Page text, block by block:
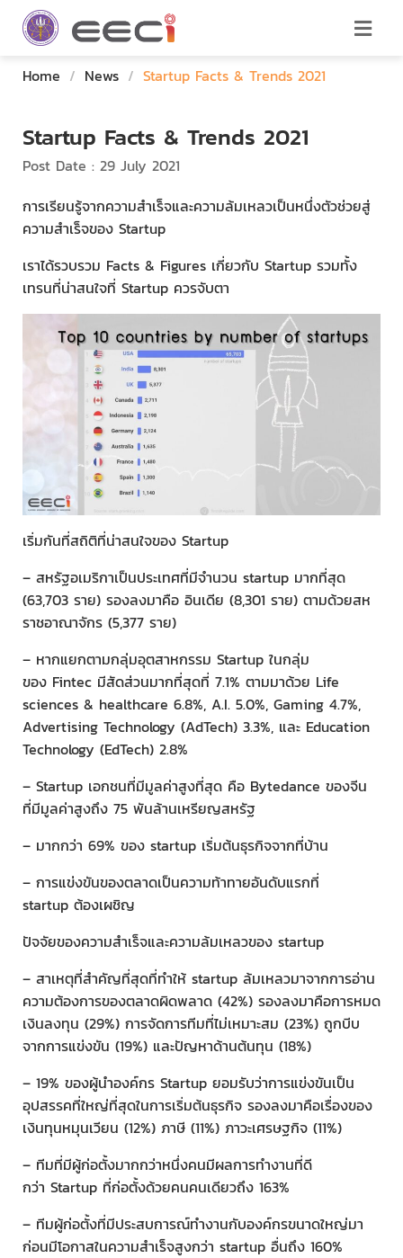
Home / News / Startup Facts & Trends 2021
Startup Facts & Trends 2021
Post Date : 29 July 2021
การเรียนรู้จากความสำเร็จและความล้มเหลวเป็นหนึ่งตัวช่วยสู่
ความสำเร็จของ Startup
เราได้รวบรวม Facts & Figures เกี่ยวกับ Startup รวมทั้ง
เทรนที่น่าสนใจที่ Startup ควรจับตา
เริ่มกันที่สถิติที่น่าสนใจของ Startup
– สหรัฐอเมริกาเป็นประเทศที่มีจำนวน startup มากที่สุด
(63,703 ราย) รองลงมาคือ อินเดีย (8,301 ราย) ตามด้วยสห
ราชอาณาจักร (5,377 ราย)
– หากแยกตามกลุ่มอุตสาหกรรม Startup ในกลุ่ม
ของ Fintec มีสัดส่วนมากที่สุดที่ 7.1% ตามมาด้วย Life
sciences & healthcare 6.8%, A.I. 5.0%, Gaming 4.7%,
Advertising Technology (AdTech) 3.3%, และ Education
Technology (EdTech) 2.8%
– Startup เอกชนที่มีมูลค่าสูงที่สุด คือ Bytedance ของจีน
ที่มีมูลค่าสูงถึง 75 พันล้านเหรียญสหรัฐ
– มากกว่า 69% ของ startup เริ่มต้นธุรกิจจากที่บ้าน
– การแข่งขันของตลาดเป็นความท้าทายอันดับแรกที่
startup ต้องเผชิญ
ปัจจัยของความสำเร็จและความล้มเหลวของ startup
– สาเหตุที่สำคัญที่สุดที่ทำให้ startup ล้มเหลวมาจากการอ่าน
ความต้องการของตลาดผิดพลาด (42%) รองลงมาคือการหมด
เงินลงทุน (29%) การจัดการทีมที่ไม่เหมาะสม (23%) ถูกบีบ
จากการแข่งขัน (19%) และปัญหาด้านต้นทุน (18%)
– 19% ของผู้นำองค์กร Startup ยอมรับว่าการแข่งขันเป็น
อุปสรรคที่ใหญ่ที่สุดในการเริ่มต้นธุรกิจ รองลงมาคือเรื่องของ
เงินทุนหมุนเวียน (12%) ภาษี (11%) ภาวะเศรษฐกิจ (11%)
– ทีมที่มีผู้ก่อตั้งมากกว่าหนึ่งคนมีผลการทำงานที่ดี
กว่า Startup ที่ก่อตั้งด้วยคนคนเดียวถึง 163%
– ทีมผู้ก่อตั้งที่มีประสบการณ์ทำงานกับองค์กรขนาดใหญ่มา
ก่อนมีโอกาสในความสำเร็จสูงกว่า startup อื่นถึง 160%